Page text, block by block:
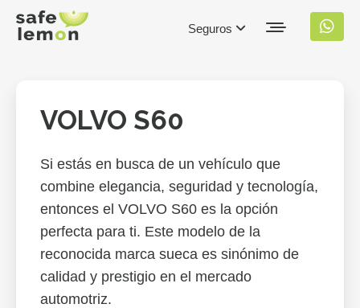
Seguros
VOLVO S60
Si estás en busca de un vehículo que
combine elegancia, seguridad y tecnología,
entonces el VOLVO S60 es la opción
perfecta para ti. Este modelo de la
reconocida marca sueca es sinónimo de
calidad y prestigio en el mercado
automotriz.